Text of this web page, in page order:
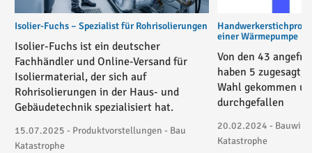
Isolier-Fuchs – Spezialist für Rohrisolierungen
Isolier-Fuchs ist ein deutscher
Fachhändler und Online-Versand für
Isoliermaterial, der sich auf
Rohrisolierungen in der Haus- und
Gebäudetechnik spezialisiert hat.
15.07.2025 - Produktvorstellungen - Bau
Katastrophe
einer Wärmepumpe
Von den 43
haben 5 zugesagt,
Wahl gekommen
durchgefallen
20.02.2024 -
Katastrophe